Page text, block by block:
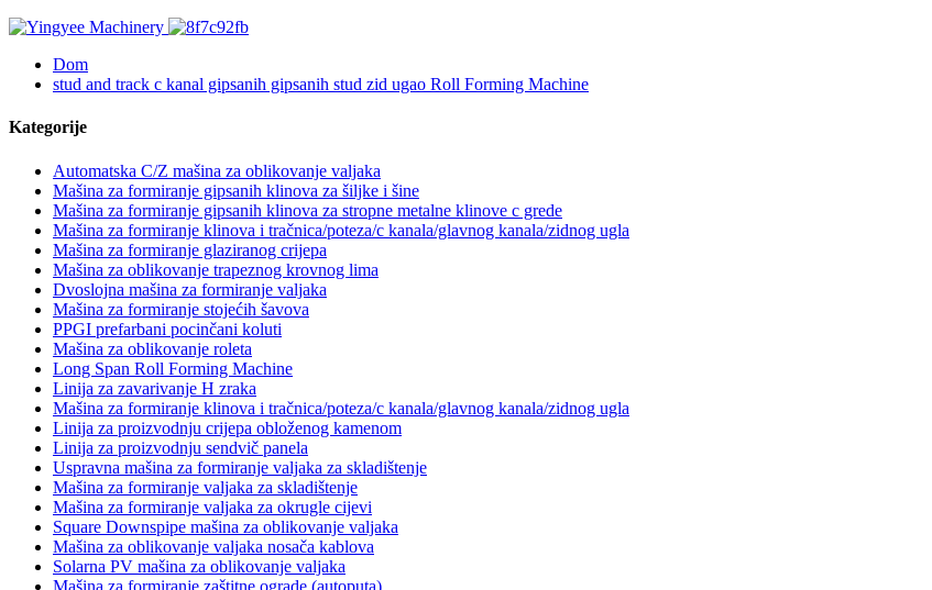
Dom
stud and track c kanal gipsanih gipsanih stud zid ugao Roll Forming Machine
Kategorije
Automatska C/Z mašina za oblikovanje valjaka
Mašina za formiranje gipsanih klinova za šiljke i šine
Mašina za formiranje gipsanih klinova za stropne metalne klinove c grede
Mašina za formiranje klinova i tračnica/poteza/c kanala/glavnog kanala/zidnog ugla
Mašina za formiranje glaziranog crijepa
Mašina za oblikovanje trapeznog krovnog lima
Dvoslojna mašina za formiranje valjaka
Mašina za formiranje stojećih šavova
PPGI prefarbani pocinčani koluti
Mašina za oblikovanje roleta
Long Span Roll Forming Machine
Linija za zavarivanje H zraka
Mašina za formiranje klinova i tračnica/poteza/c kanala/glavnog kanala/zidnog ugla
Linija za proizvodnju crijepa obloženog kamenom
Linija za proizvodnju sendvič panela
Uspravna mašina za formiranje valjaka za skladištenje
Mašina za formiranje valjaka za skladištenje
Mašina za formiranje valjaka za okrugle cijevi
Square Downspipe mašina za oblikovanje valjaka
Mašina za oblikovanje valjaka nosača kablova
Solarna PV mašina za oblikovanje valjaka
Mašina za formiranje zaštitne ograde (autoputa).